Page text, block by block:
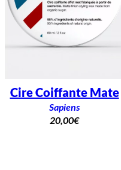
Cire Coiffante Mate
Sapiens
20,00€